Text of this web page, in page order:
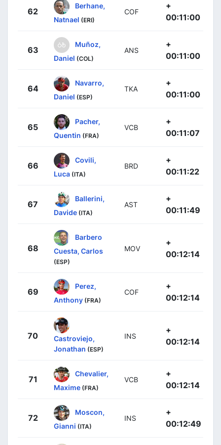
62
Berhane,
Natnael (ERI)
COF
+
00:11:00
63
Muñoz,
Daniel (COL)
ANS
+
00:11:00
64
Navarro,
Daniel (ESP)
TKA
+
00:11:00
65
Pacher,
Quentin (FRA)
VCB
+
00:11:07
66
Covili,
Luca (ITA)
BRD
+
00:11:22
67
Ballerini,
Davide (ITA)
AST
+
00:11:49
68
Barbero
Cuesta, Carlos
(ESP)
MOV
+
00:12:14
69
Perez,
Anthony (FRA)
COF
+
00:12:14
70
Castroviejo,
Jonathan (ESP)
INS
+
00:12:14
71
Chevalier,
Maxime (FRA)
VCB
+
00:12:14
72
Moscon,
Gianni (ITA)
INS
+
00:12:49